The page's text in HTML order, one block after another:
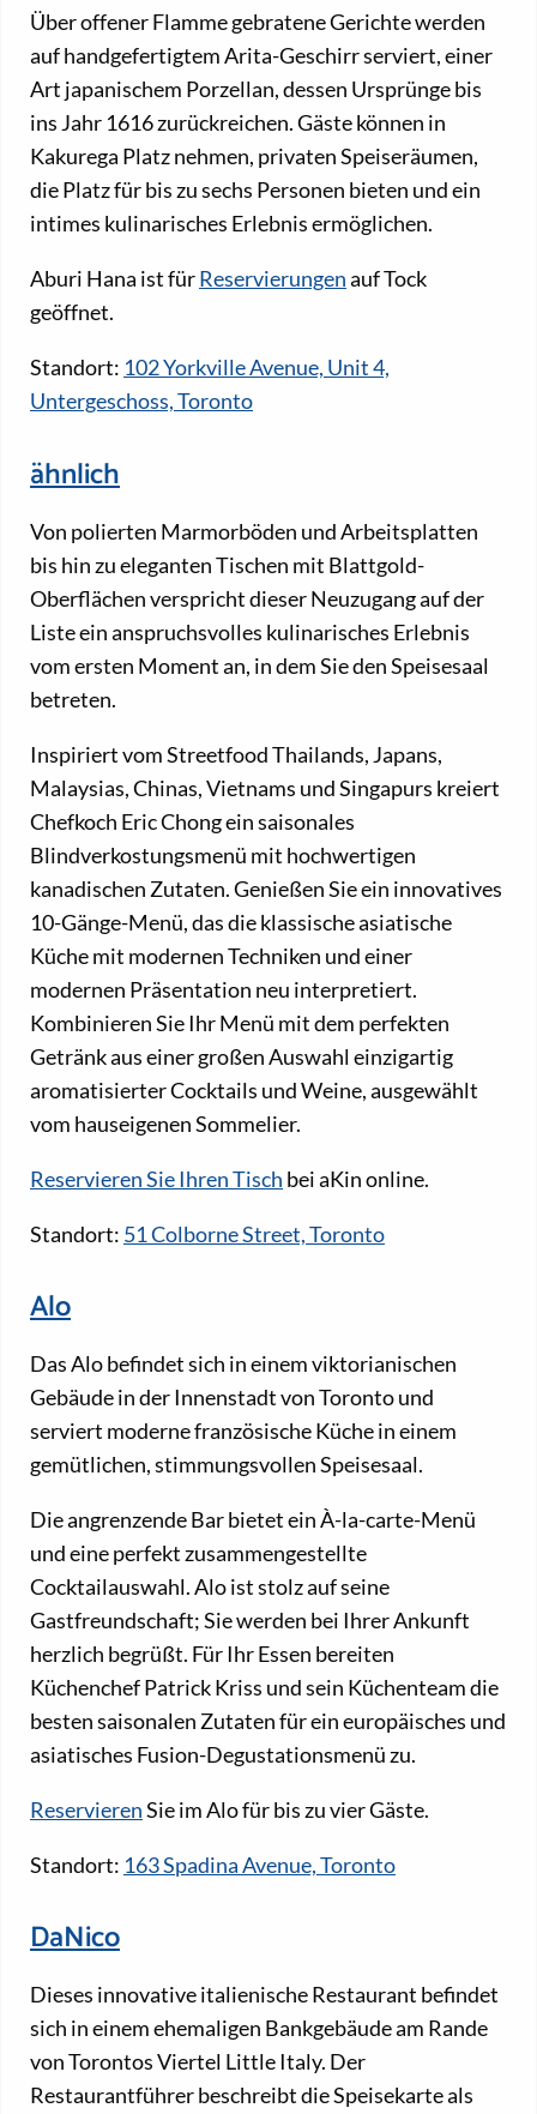
Über offener Flamme gebratene Gerichte werden
auf handgefertigtem Arita-Geschirr serviert, einer
Art japanischem Porzellan, dessen Ursprünge bis
ins Jahr 1616 zurückreichen. Gäste können in
Kakurega Platz nehmen, privaten Speiseräumen,
die Platz für bis zu sechs Personen bieten und ein
intimes kulinarisches Erlebnis ermöglichen.
Aburi Hana ist fürReservierungenauf Tock
geöffnet.
Standort: 102 Yorkville Avenue, Unit 4,
Untergeschoss, Toronto
ähnlich
Von polierten Marmorböden und Arbeitsplatten
bis hin zu eleganten Tischen mit Blattgold-
Oberflächen verspricht dieser Neuzugang auf der
Liste ein anspruchsvolles kulinarisches Erlebnis
vom ersten Moment an, in dem Sie den Speisesaal
betreten.
Inspiriert vom Streetfood Thailands, Japans,
Malaysias, Chinas, Vietnams und Singapurs kreiert
Chefkoch Eric Chong ein saisonales
Blindverkostungsmenü mit hochwertigen
kanadischen Zutaten. Genießen Sie ein innovatives
10-Gänge-Menü, das die klassische asiatische
Küche mit modernen Techniken und einer
modernen Präsentation neu interpretiert.
Kombinieren Sie Ihr Menü mit dem perfekten
Getränk aus einer großen Auswahl einzigartig
aromatisierter Cocktails und Weine, ausgewählt
vom hauseigenen Sommelier.
Reservieren Sie Ihren Tisch bei aKin online.
Standort: 51 Colborne Street, Toronto
Alo
Das Alo befindet sich in einem viktorianischen
Gebäude in der Innenstadt von Toronto und
serviert moderne französische Küche in einem
gemütlichen, stimmungsvollen Speisesaal.
Die angrenzende Bar bietet ein À-la-carte-Menü
und eine perfekt zusammengestellte
Cocktailauswahl. Alo ist stolz auf seine
Gastfreundschaft; Sie werden bei Ihrer Ankunft
herzlich begrüßt. Für Ihr Essen bereiten
Küchenchef Patrick Kriss und sein Küchenteam die
besten saisonalen Zutaten für ein europäisches und
asiatisches Fusion-Degustationsmenü zu.
ReservierenSie im Alo für bis zu vier Gäste.
Standort: 163 Spadina Avenue, Toronto
DaNico
Dieses innovative italienische Restaurant befindet
sich in einem ehemaligen Bankgebäude am Rande
von Torontos Viertel Little Italy. Der
Restaurantführer beschreibt die Speisekarte als